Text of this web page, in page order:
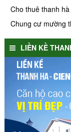
Cho thuê thanh hà
Chung cư mường
LIỀN KỀ